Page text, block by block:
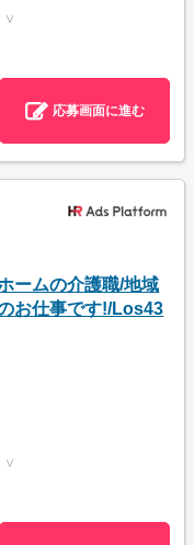
∨
応募画面に進む
ームの介護職/地域
お仕事です!/Los43
∨